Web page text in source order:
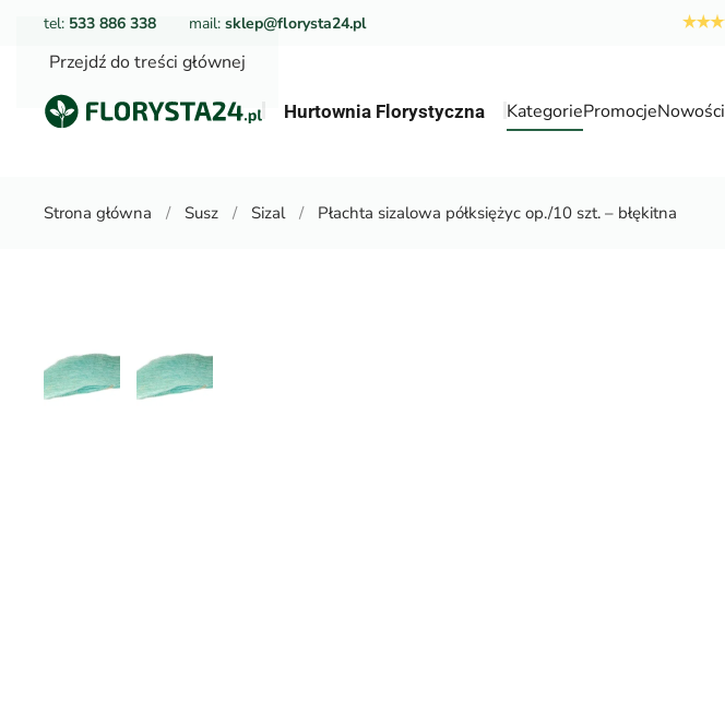
Przejdź do treści głównej
tel: 533 886 338 mail: sklep@florysta24.pl
Hurtownia Florystyczna KategoriePromocjeNowości
Strona główna Susz Sizal Płachta sizalowa półksiężyc op./10 szt. – błękitna